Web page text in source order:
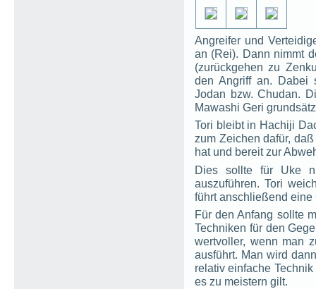
Angreifer und
an (Rei). Dann nimmt
(zurückgehen zu
den Angriff an. Dabei
Jodan bzw. Chudan.
Mawashi Geri
Tori bleibt in Hachiji
zum Zeichen dafür,
hat und bereit zur
Dies sollte für Uke
auszuführen. Tori
führt anschließend eine
Für den Anfang sollte
Techniken für den
wertvoller, wenn man
ausführt. Man wird
relativ einfache
es zu meistern gilt.